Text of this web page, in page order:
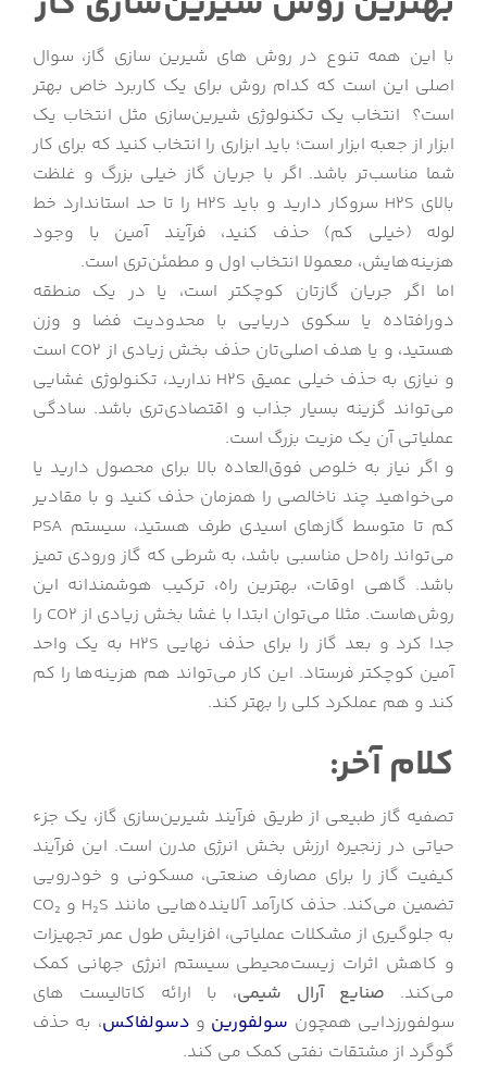
با این همه تنوع در روش های شیرین سازی گاز، سوال
اصلی این است که کدام روش برای یک کاربرد خاص بهتر
است؟ انتخاب یک تکنولوژی شیرین‌سازی مثل انتخاب یک
ابزار از جعبه ابزار است؛ باید ابزاری را انتخاب کنید که برای کار
شما مناسب‌تر باشد. اگر با جریان گاز خیلی بزرگ و غلظت
بالای H2S سروکار دارید و باید H2S را تا حد استاندارد خط
لوله (خیلی کم) حذف کنید، فرآیند آمین با وجود
هزینه‌هایش، معمولا انتخاب اول و مطمئن‌تری است.
اما اگر جریان گازتان کوچکتر است، یا در یک منطقه
دورافتاده یا سکوی دریایی با محدودیت فضا و وزن
هستید، و یا هدف اصلی‌تان حذف بخش زیادی از CO2 است
و نیازی به حذف خیلی عمیق H2S ندارید، تکنولوژی غشایی
می‌تواند گزینه بسیار جذاب و اقتصادی‌تری باشد. سادگی
عملیاتی آن یک مزیت بزرگ است.
و اگر نیاز به خلوص فوق‌العاده بالا برای محصول دارید یا
می‌خواهید چند ناخالصی را همزمان حذف کنید و با مقادیر
کم تا متوسط گازهای اسیدی طرف هستید، سیستم PSA
می‌تواند راه‌حل مناسبی باشد، به شرطی که گاز ورودی تمیز
باشد. گاهی اوقات، بهترین راه، ترکیب هوشمندانه این
روش‌هاست. مثلا می‌توان ابتدا با غشا بخش زیادی از CO2 را
جدا کرد و بعد گاز را برای حذف نهایی H2S به یک واحد
آمین کوچکتر فرستاد. این کار می‌تواند هم هزینه‌ها را کم
کند و هم عملکرد کلی را بهتر کند.
کلام آخر:
تصفیه گاز طبیعی از طریق فرآیند شیرین‌سازی گاز، یک جزء
حیاتی در زنجیره ارزش بخش انرژی مدرن است. این فرآیند
کیفیت گاز را برای مصارف صنعتی، مسکونی و خودرویی
تضمین می‌کند. حذف کارآمد آلاینده‌هایی مانند H₂S و CO₂
به جلوگیری از مشکلات عملیاتی، افزایش طول عمر تجهیزات
و کاهش اثرات زیست‌محیطی سیستم انرژی جهانی کمک
می‌کند. صنایع آرال شیمی، با ارائه کاتالیست های
سولفورزدایی همچون سولفورین و دسولفاکس، به حذف
گوگرد از مشتقات نفتی کمک می کند.